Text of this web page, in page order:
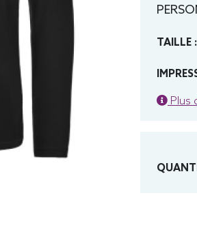
TAILLE :
Plus